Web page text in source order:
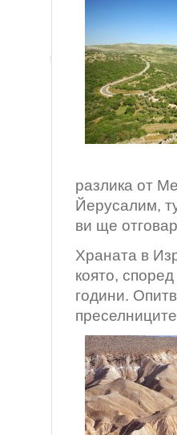
разлика от
Йерусалим,
ви ще
Храната в
която,
години.